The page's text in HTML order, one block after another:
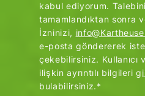
kabul ediyorum.
tamamlandıktan sonra
İzninizi,
e-posta göndererek
çekebilirsiniz. Kullanıcı
ilişkin ayrıntılı bilgileri
bulabilirsiniz.*